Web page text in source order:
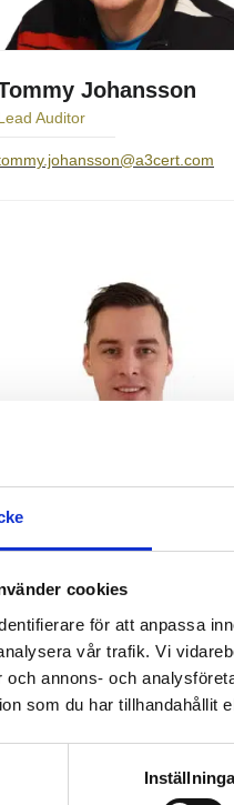
cookies
för att anpassa
vår trafik. Vi
och annons- och
som du har tillhandahållit
Johansson
Auditor
Fredrik Larsson